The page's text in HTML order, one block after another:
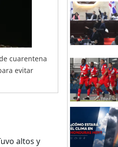
cuarentena
evitar
altos y